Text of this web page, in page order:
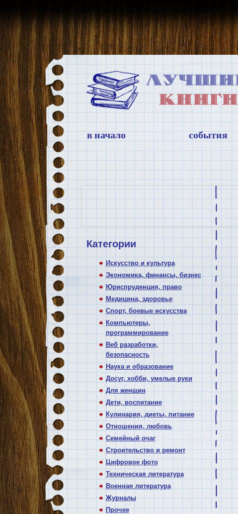
в начало события
Категории
Искусство и культура
Экономика, финансы, бизнес
Юриспруденция, право
Медицина, здоровье
Спорт, боевые искусства
Компьютеры,
программирование
Веб разработки,
безопасность
Наука и образование
Досуг, хобби, умелые руки
Для женщин
Дети, воспитание
Кулинария, диеты, питание
Отношения, любовь
Семейный очаг
Строительство и ремонт
Цифровое фото
Техническая литература
Военная литература
Журналы
Прочее